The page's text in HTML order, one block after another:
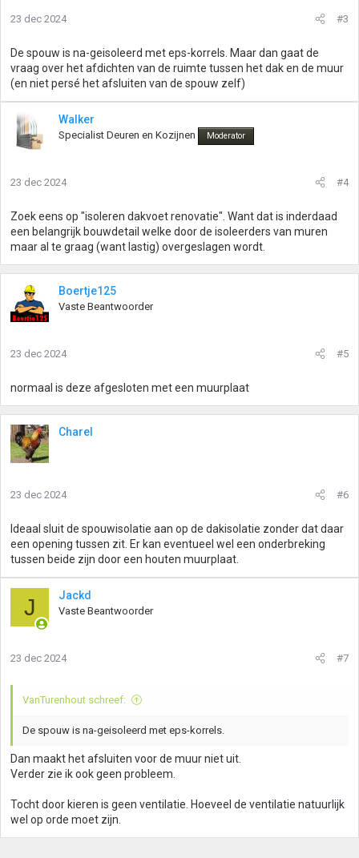
23 dec 2024 #3
De spouw is na-geisoleerd met eps-korrels. Maar dan gaat de
vraag over het afdichten van de ruimte tussen het dak en de muur
(en niet persé het afsluiten van de spouw zelf)
Walker
Specialist Deuren en Kozijnen Moderator
23 dec 2024 #4
Zoek eens op "isoleren dakvoet renovatie". Want dat is inderdaad
een belangrijk bouwdetail welke door de isoleerders van muren
maar al te graag (want lastig) overgeslagen wordt.
Boertje125
Vaste Beantwoorder
23 dec 2024 #5
normaal is deze afgesloten met een muurplaat
Charel
23 dec 2024 #6
Ideaal sluit de spouwisolatie aan op de dakisolatie zonder dat daar
een opening tussen zit. Er kan eventueel wel een onderbreking
tussen beide zijn door een houten muurplaat.
J Jackd
Vaste Beantwoorder
23 dec 2024 #7
VanTurenhout schreef:
De spouw is na-geisoleerd met eps-korrels.
Dan maakt het afsluiten voor de muur niet uit.
Verder zie ik ook geen probleem.
Tocht door kieren is geen ventilatie. Hoeveel de ventilatie natuurlijk
wel op orde moet zijn.